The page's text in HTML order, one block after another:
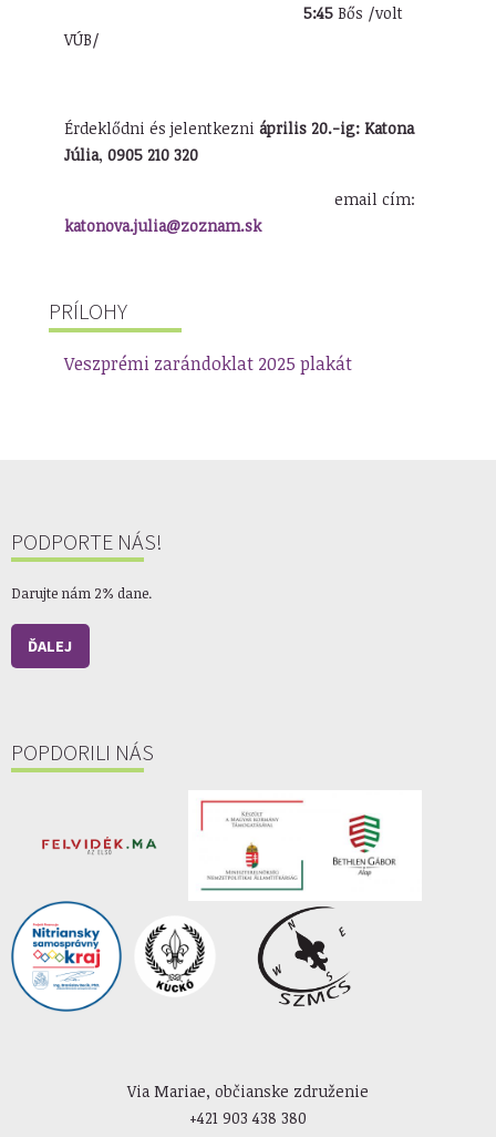
5:45Bős /volt
VÚB/
Érdeklődni és jelentkezni április 20.-ig: Katona
Júlia, 0905 210 320
email cím:
katonova.julia@zoznam.sk
PRÍLOHY
Veszprémi zarándoklat 2025 plakát
PODPORTE NÁS!
Darujte nám 2% dane.
ĎALEJ
POPDORILI NÁS
Via Mariae, občianske združenie
+421 903 438 380